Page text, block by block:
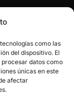
como las
del dispositivo. El
datos como
únicas en este
afectar